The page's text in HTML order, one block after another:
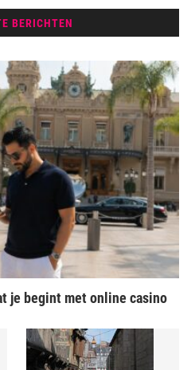
BERICHTEN
je begint met online casino